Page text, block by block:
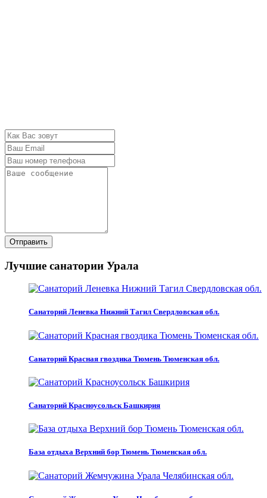
Отправить
Лучшие санатории Урала
Санаторий Леневка Нижний Тагил Свердловская обл.
Санаторий Красная гвоздика Тюмень Тюменская обл.
Санаторий Красноусольск Башкирия
База отдыха Верхний бор Тюмень Тюменская обл.